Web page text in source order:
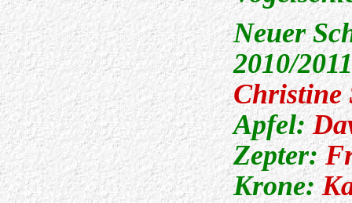
Neuer
2010/
Christine
Apfel:
Zepter:
Krone: